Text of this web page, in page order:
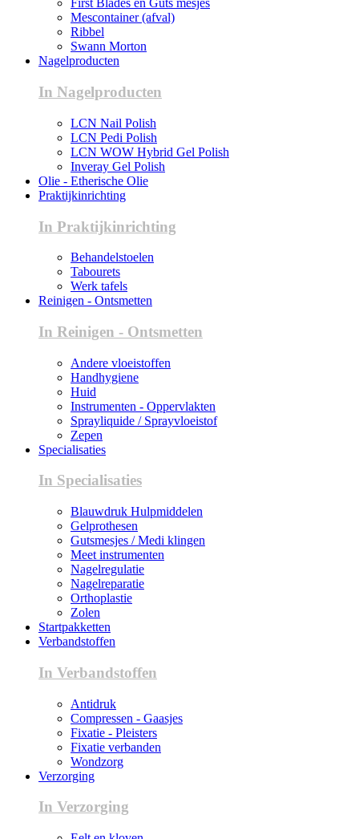
First Blades en Guts mesjes
Mescontainer (afval)
Ribbel
Swann Morton
Nagelproducten
In Nagelproducten
LCN Nail Polish
LCN Pedi Polish
LCN WOW Hybrid Gel Polish
Inveray Gel Polish
Olie - Etherische Olie
Praktijkinrichting
In Praktijkinrichting
Behandelstoelen
Tabourets
Werk tafels
Reinigen - Ontsmetten
In Reinigen - Ontsmetten
Andere vloeistoffen
Handhygiene
Huid
Instrumenten - Oppervlakten
Sprayliquide / Sprayvloeistof
Zepen
Specialisaties
In Specialisaties
Blauwdruk Hulpmiddelen
Gelprothesen
Gutsmesjes / Medi klingen
Meet instrumenten
Nagelregulatie
Nagelreparatie
Orthoplastie
Zolen
Startpakketten
Verbandstoffen
In Verbandstoffen
Antidruk
Compressen - Gaasjes
Fixatie - Pleisters
Fixatie verbanden
Wondzorg
Verzorging
In Verzorging